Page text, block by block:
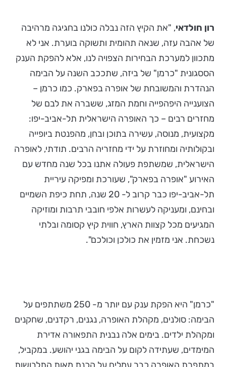
רון חולדאי, "את הקיץ הזה נבלה כולנו בחגיגה מרהיבה
של אהבה עזה, שנאה תהומית ותשוקה בוערת. אני לא
מתכוון למערכת הבחירות הצפויה לנו, אלא להפקת הענק
הססגונית "כרמן" של ביזה, שתככב השנה על הבימה
הנהדרת והמשובחת של אופרה בפארק. כמו כרמן –
הצוענייה היפהפייה וחמת המזג, ששברה את לבם של
מחזרים רבים – כך האופרה הישראלית תל-אביב-יפו:
מקצועית, מנוסה, עשירה בתוכן ובחן, מהפנטת ביופייה
ובקולותיה ומחוזרת על ידי מחזריה הרבים. תודתי, לאופרה
הישראלית, שמשתפת פעולה אתנו בכל שנה מחדש עם
האירוע "אופרה בפארק", שעורכת ומפיקה עיריית
תל-אביב-יפו כבר קרוב ל- 20 שנה, תחת כיפת השמיים
ובחינם, ומעניקה לעשרות אלפי חובבי תרבות ומוזיקה
המגיעים מכל קצוות הארץ, חווית קיץ קסומה ובלתי
נשכחת. אני מזמין את כולכן וכולכם".
"כרמן" היא הפקת ענק עם יותר מ- 250 משתתפים על
הבימה: סולנים, מקהלת האופרה, נגנים, רקדנים, שחקנים
ומקהלת ילדים. בימים אלה נבנית התפאורה אדירת
המימדים, שעתידה לקום על הבימה בגני יהושע. במקביל,